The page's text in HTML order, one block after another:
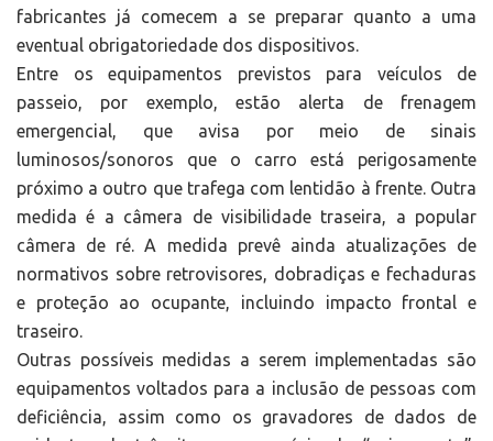
fabricantes já comecem a se preparar quanto a uma
eventual obrigatoriedade dos dispositivos.
Entre os equipamentos previstos para veículos de
passeio, por exemplo, estão alerta de frenagem
emergencial, que avisa por meio de sinais
luminosos/sonoros que o carro está perigosamente
próximo a outro que trafega com lentidão à frente. Outra
medida é a câmera de visibilidade traseira, a popular
câmera de ré. A medida prevê ainda atualizações de
normativos sobre retrovisores, dobradiças e fechaduras
e proteção ao ocupante, incluindo impacto frontal e
traseiro.
Outras possíveis medidas a serem implementadas são
equipamentos voltados para a inclusão de pessoas com
deficiência, assim como os gravadores de dados de